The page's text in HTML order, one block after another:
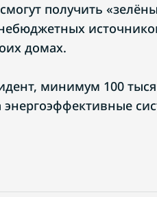
получить
домах.
минимум 100